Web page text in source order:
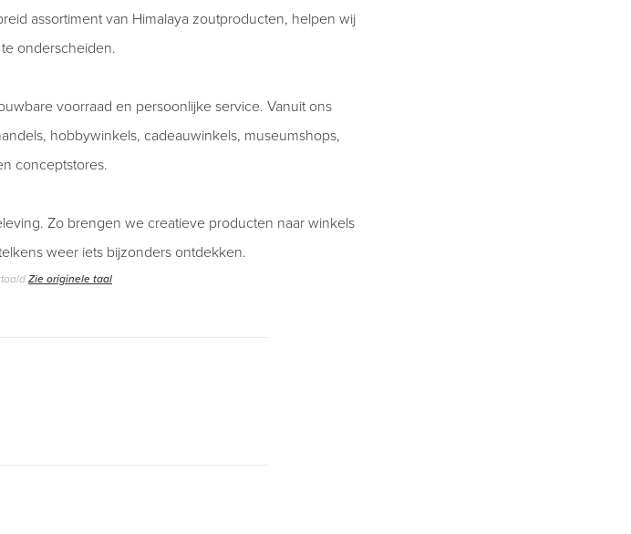
assortiment van Himalaya zoutproducten, helpen wij
onderscheiden.
voorraad en persoonlijke service. Vanuit ons
hobbywinkels, cadeauwinkels, museumshops,
conceptstores.
Zo brengen we creatieve producten naar winkels
weer iets bijzonders ontdekken.
Zie originele taal